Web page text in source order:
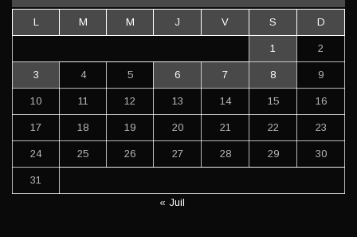
L M M J V S D
1 2
3 4 5 6 7 8 9
10 11 12 13 14 15 16
17 18 19 20 21 22 23
24 25 26 27 28 29 30
31
« Juil